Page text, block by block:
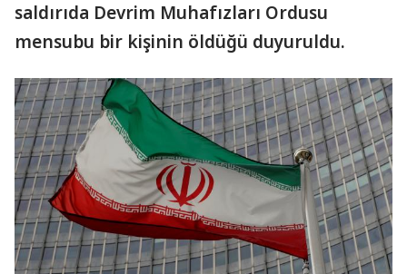
saldırıda Devrim Muhafızları Ordusu
mensubu bir kişinin öldüğü duyuruldu.